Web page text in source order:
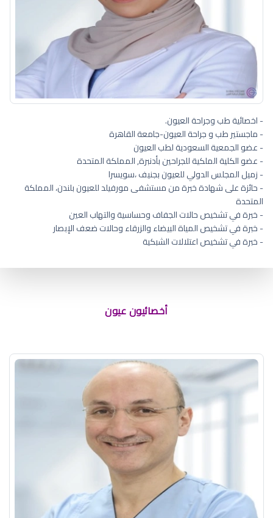
- اخصائية طب وجراحة العيون.
- ماجستير طب و جراحة العيون-جامعة القاهرة
- عضو الجمعية السعودية لطب العيون
- عضو الكلية الملكية للجراحين بأدنبرة, المملكة المتحدة
- زميل المجلس الدولي للعيون بجنيف ،سويسرا
- حائزة على شهادة خبرة من مستشفى مورفيلد للعيون بلندن، المملكة
المتحدة
- خبرة في تشخيص حالات الجفاف وحساسية والتهاب العين
- خبرة في تشخيص المياة البيضاء والزرقاء وحالات ضعف الإبصار
- خبرة في تشخيص اعتلالات الشبكية
ماذا يسبب جفاف العين
أخصائيون عيون